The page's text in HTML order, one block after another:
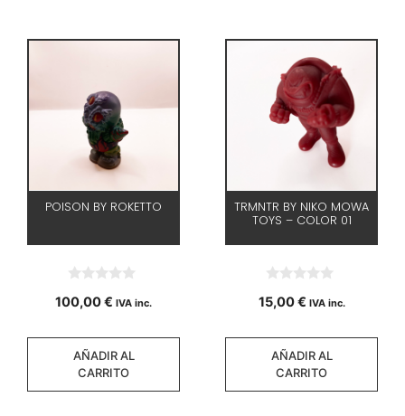
POISON BY ROKETTO
d
100,00€ IVA inc.
AÑADIR AL
CARRITO
TRMNTR BY NIKO MOWA
TOYS – COLOR 01
d
15,00€ IVA inc.
AÑADIR AL
CARRITO